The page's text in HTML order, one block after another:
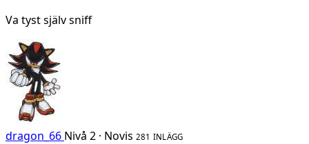
Va tyst själv sniff
dragon_66 Nivå 2 · Novis 281 INLÄGG